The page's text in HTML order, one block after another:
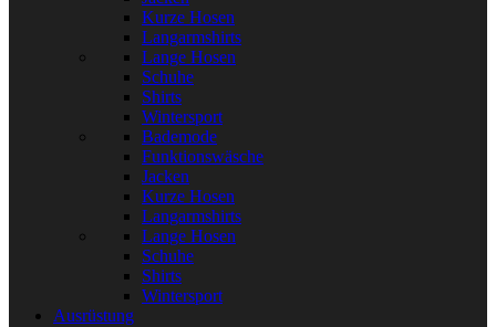
Kurze Hosen
Langarmshirts
Lange Hosen
Schuhe
Shirts
Wintersport
Bademode
Funktionswäsche
Jacken
Kurze Hosen
Langarmshirts
Lange Hosen
Schuhe
Shirts
Wintersport
Ausrüstung